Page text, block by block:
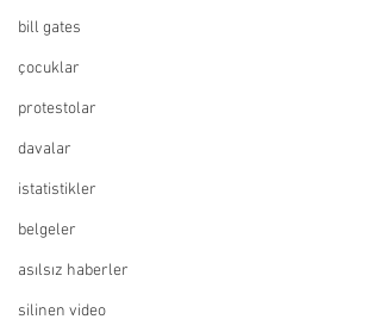
bill gates
çocuklar
protestolar
davalar
istatistikler
belgeler
asılsız haberler
silinen video